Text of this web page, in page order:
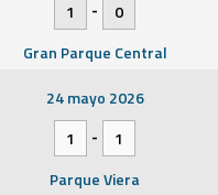
1
-
0
Gran Parque Central
24 mayo 2026
1
-
1
Parque Viera